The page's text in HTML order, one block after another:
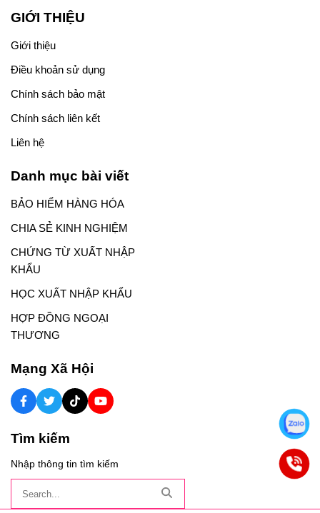
GIỚI THIỆU
Giới thiệu
Điều khoản sử dụng
Chính sách bảo mật
Chính sách liên kết
Liên hệ
Danh mục bài viết
BẢO HIỂM HÀNG HÓA
CHIA SẺ KINH NGHIỆM
CHỨNG TỪ XUẤT NHẬP
KHẨU
HỌC XUẤT NHẬP KHẨU
HỢP ĐỒNG NGOẠI
THƯƠNG
Mạng Xã Hội
Tìm kiếm
Nhập thông tin tìm kiếm